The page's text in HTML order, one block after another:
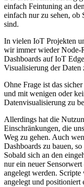
einfach Feintuning an
einfach nur zu sehen,
sind.
In vielen IoT Projekten
wir immer wieder Node-
Dashboards auf IoT
Visualisierung der Daten
Ohne Frage ist das
und mit wenigen oder
Datenvisualisierung zu
Allerdings hat die
Einschränkungen, die
Weg zu gehen. Auch
Dashboards zu bauen,
Sobald sich an den
nur ein neuer
angelegt werden. Scripte
angelegt und positioniert